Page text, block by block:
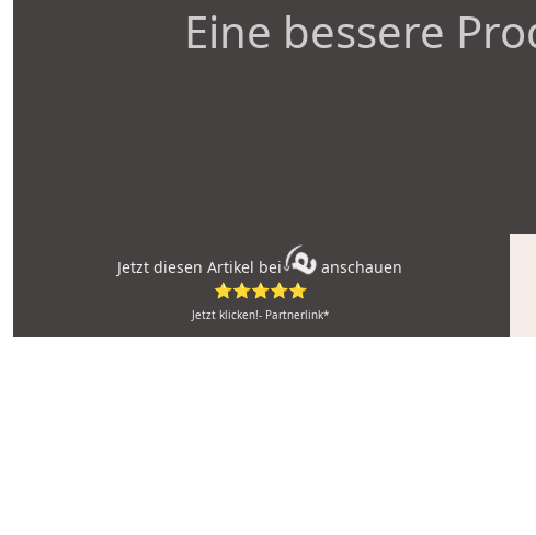
Eine bessere
Jetzt diesen Artikel bei
anschauen
⭐⭐⭐⭐⭐
Jetzt klicken!- Partnerlink*